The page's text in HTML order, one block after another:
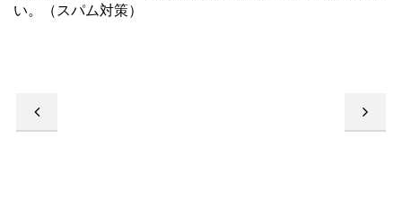
い。（スパム対策）